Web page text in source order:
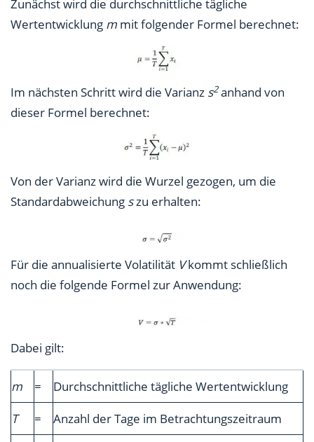
Zunächst wird die durchschnittliche tägliche
Wertentwicklung m mit folgender Formel berechnet:
Im nächsten Schritt wird die Varianz s2anhand von
dieser Formel berechnet:
Von der Varianz wird die Wurzel gezogen, um die
Standardabweichung szu erhalten:
Für die annualisierte Volatilität Vkommt schließlich
noch die folgende Formel zur Anwendung:
Dabei gilt:
m =
Durchschnittliche tägliche Wertentwicklung
T
=
Anzahl der Tage im Betrachtungszeitraum